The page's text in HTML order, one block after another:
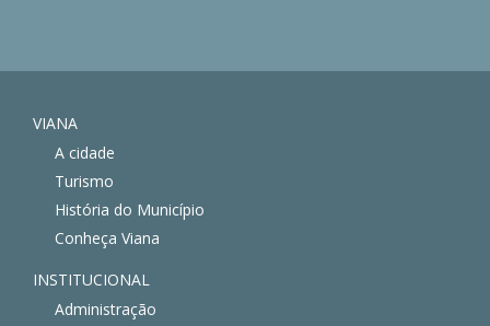
VIANA
A cidade
Turismo
História do Município
Conheça Viana
INSTITUCIONAL
Administração